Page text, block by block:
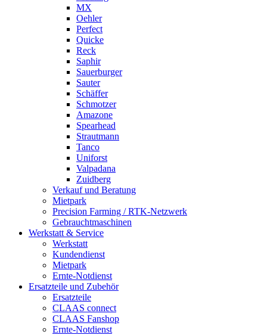
MX
Oehler
Perfect
Quicke
Reck
Saphir
Sauerburger
Sauter
Schäffer
Schmotzer
Amazone
Spearhead
Strautmann
Tanco
Uniforst
Valpadana
Zuidberg
Verkauf und Beratung
Mietpark
Precision Farming / RTK-Netzwerk
Gebrauchtmaschinen
Werkstatt & Service
Werkstatt
Kundendienst
Mietpark
Ernte-Notdienst
Ersatzteile und Zubehör
Ersatzteile
CLAAS connect
CLAAS Fanshop
Ernte-Notdienst